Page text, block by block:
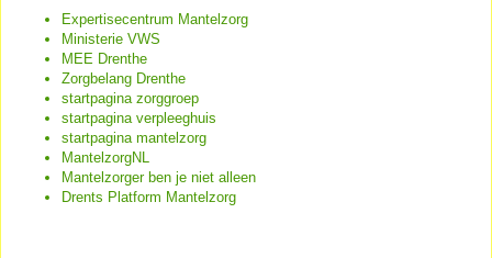
Expertisecentrum Mantelzorg
Ministerie VWS
MEE Drenthe
Zorgbelang Drenthe
startpagina zorggroep
startpagina verpleeghuis
startpagina mantelzorg
MantelzorgNL
Mantelzorger ben je niet alleen
Drents Platform Mantelzorg